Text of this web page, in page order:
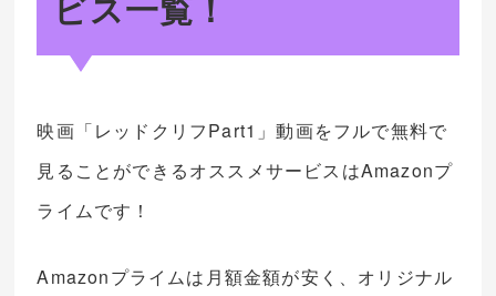
映画「レッドクリフPart1」動画をフルで無料で
見ることができるオススメサービスはAmazonプ
ライムです！
Amazonプライムは月額金額が安く、オリジナル